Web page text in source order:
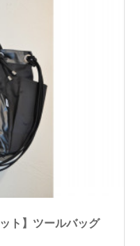
ト】ツールバッグ